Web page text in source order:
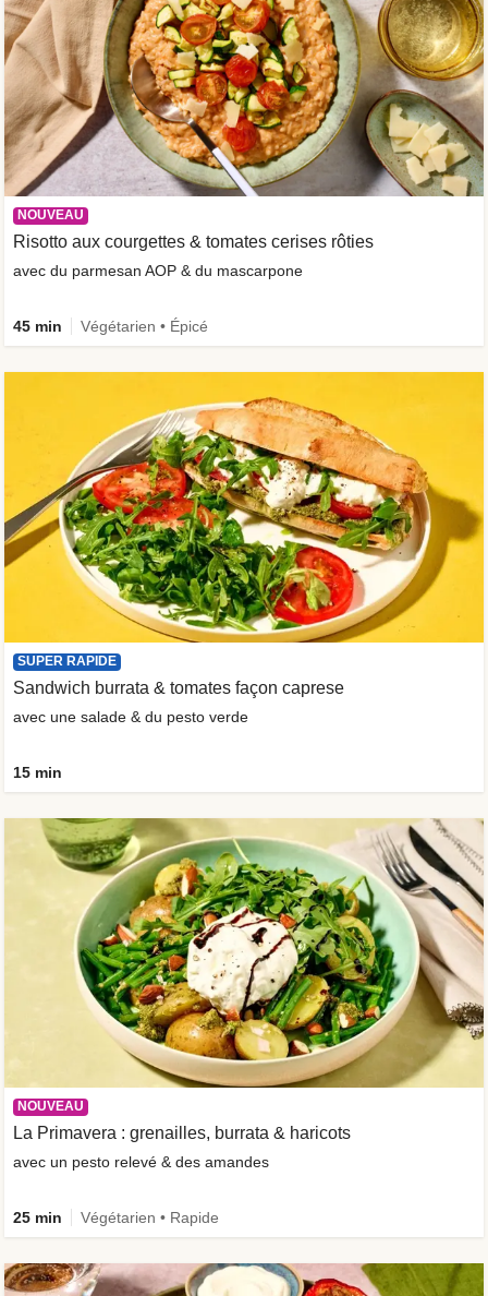
NOUVEAU
Risotto aux courgettes & tomates cerises rôties
avec du parmesan AOP & du mascarpone
45 min Végétarien • Épicé
SUPER RAPIDE
Sandwich burrata & tomates façon caprese
avec une salade & du pesto verde
15 min
NOUVEAU
La Primavera : grenailles, burrata & haricots
avec un pesto relevé & des amandes
25 min Végétarien • Rapide